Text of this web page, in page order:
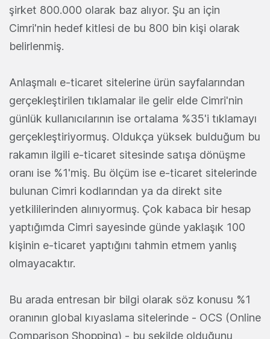
şirket 800.000 olarak baz alıyor. Şu an için
Cimri'nin hedef kitlesi de bu 800 bin kişi olarak
belirlenmiş.
Anlaşmalı e-ticaret sitelerine ürün sayfalarından
gerçekleştirilen tıklamalar ile gelir elde Cimri'nin
günlük kullanıcılarının ise ortalama %35'i tıklamayı
gerçekleştiriyormuş. Oldukça yüksek bulduğum bu
rakamın ilgili e-ticaret sitesinde satışa dönüşme
oranı ise %1'miş. Bu ölçüm ise e-ticaret sitelerinde
bulunan Cimri kodlarından ya da direkt site
yetkililerinden alınıyormuş. Çok kabaca bir hesap
yaptığımda Cimri sayesinde günde yaklaşık 100
kişinin e-ticaret yaptığını tahmin etmem yanlış
olmayacaktır.
Bu arada entresan bir bilgi olarak söz konusu %1
oranının global kıyaslama sitelerinde - OCS (Online
Comparison Shopping) - bu şekilde olduğunu